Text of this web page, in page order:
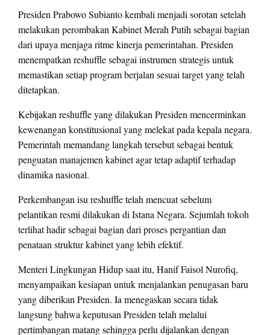
Presiden Prabowo Subianto kembali menjadi sorotan setelah
melakukan perombakan Kabinet Merah Putih sebagai bagian
dari upaya menjaga ritme kinerja pemerintahan. Presiden
menempatkan reshuffle sebagai instrumen strategis untuk
memastikan setiap program berjalan sesuai target yang telah
ditetapkan.
Kebijakan reshuffle yang dilakukan Presiden mencerminkan
kewenangan konstitusional yang melekat pada kepala negara.
Pemerintah memandang langkah tersebut sebagai bentuk
penguatan manajemen kabinet agar tetap adaptif terhadap
dinamika nasional.
Perkembangan isu reshuffle telah mencuat sebelum
pelantikan resmi dilakukan di Istana Negara. Sejumlah tokoh
terlihat hadir sebagai bagian dari proses pergantian dan
penataan struktur kabinet yang lebih efektif.
Menteri Lingkungan Hidup saat itu, Hanif Faisol Nurofiq,
menyampaikan kesiapan untuk menjalankan penugasan baru
yang diberikan Presiden. Ia menegaskan secara tidak
langsung bahwa keputusan Presiden telah melalui
pertimbangan matang sehingga perlu dijalankan dengan